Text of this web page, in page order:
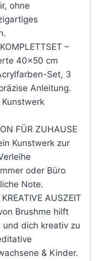
ohne
–
40×50 cm
Set, 3
Anleitung.
FÜR ZUHAUSE
Kunstwerk zur
oder Büro
Note.
AUSZEIT
Brushme hilft
dich kreativ zu
& Kinder.